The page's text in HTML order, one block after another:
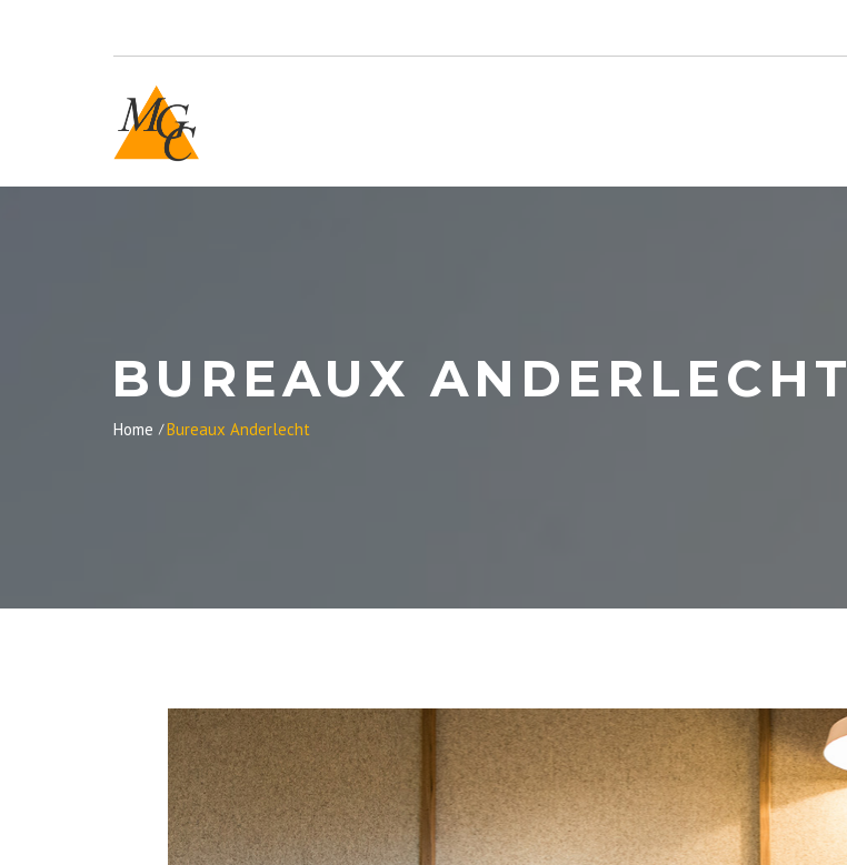
BUREAUX ANDERLECHT
Home Bureaux Anderlecht